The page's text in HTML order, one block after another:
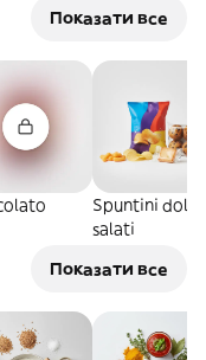
Показати все
Spuntini dolci
salati
Показати все